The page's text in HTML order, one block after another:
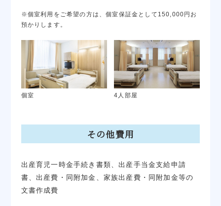
※個室利用をご希望の方は、個室保証金として150,000円お
預かりします。
個室 4人部屋
その他費用
出産育児一時金手続き書類、出産手当金支給申請
書、出産費・同附加金、家族出産費・同附加金等の
文書作成費